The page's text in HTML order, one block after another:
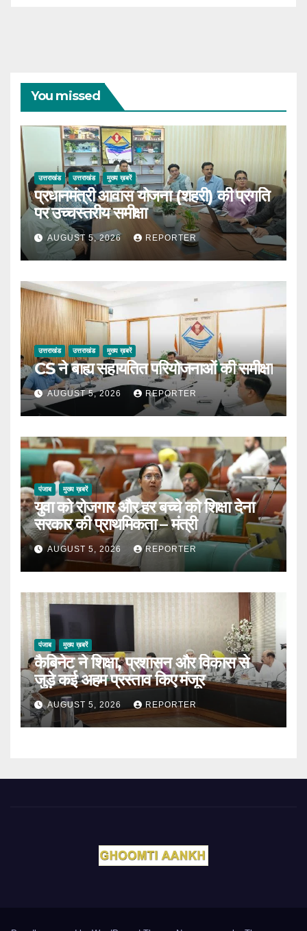
You missed
उत्तराखंड उत्तराखंड मुख्य ख़बरें
प्रधानमंत्री आवास योजना (शहरी) की प्रगति
पर उच्चस्तरीय समीक्षा
AUGUST 5, 2026 REPORTER
उत्तराखंड उत्तराखंड मुख्य ख़बरें
CS ने बाह्य सहायतित परियोजनाओं की समीक्षा
AUGUST 5, 2026 REPORTER
पंजाब मुख्य ख़बरें
युवा को रोजगार और हर बच्चे को शिक्षा देना
सरकार की प्राथमिकता – मंत्री
AUGUST 5, 2026 REPORTER
पंजाब मुख्य ख़बरें
कैबिनेट ने शिक्षा, प्रशासन और विकास से
जुड़े कई अहम प्रस्ताव किए मंजूर
AUGUST 5, 2026 REPORTER